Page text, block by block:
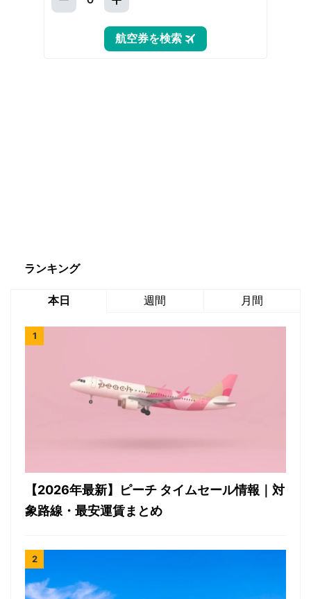
ランキング
本日 週間 月間
【2026年最新】ピーチ タイムセール情報｜対
象路線・最安運賃まとめ